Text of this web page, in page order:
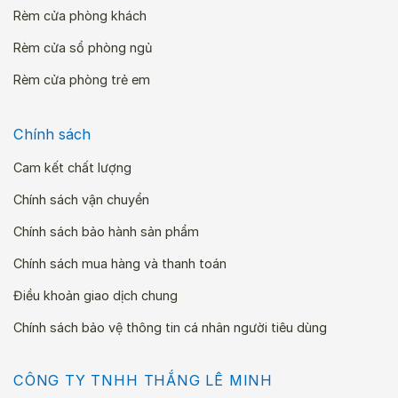
Ưu điểm vượt trội của
Vách ngăn tổ ong tại
Rèm Cửa Lê Minh
Rèm Cửa Lê Minh là đơn vị hàng đầu chuyên
với mức giá cạnh tranh nhất thị trường. Đặc
biệt, chúng tôi cung cấp động cơ rèm Dooya
hàng dễ dàng tích hợp vào hệ thống rèm cửa
Rèm cửa phòng khách
Rèm cửa sổ phòng ngủ
Rèm cửa phòng trẻ em
Chính sách
Cam kết chất lượng
Chính sách vận chuyển
Chính sách bảo hành sản phẩm
Chính sách mua hàng và thanh toán
Điều khoản giao dịch chung
Chính sách bảo vệ thông tin cá nhân người tiêu dùng
CÔNG TY TNHH THẮNG LÊ MINH